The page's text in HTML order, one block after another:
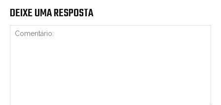
DEIXE UMA RESPOSTA